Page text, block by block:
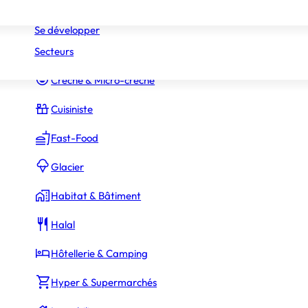
Constructeur Piscines & Spas
Crèche & Micro-crèche
Cuisiniste
Fast-Food
Glacier
Habitat & Bâtiment
Halal
Hôtellerie & Camping
Hyper & Supermarchés
Se développer
Secteurs